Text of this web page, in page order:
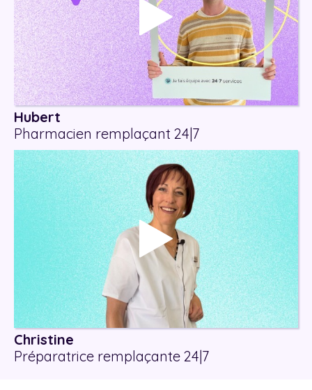
Hubert
Pharmacien remplaçant 24|7
Christine
Préparatrice remplaçante 24|7